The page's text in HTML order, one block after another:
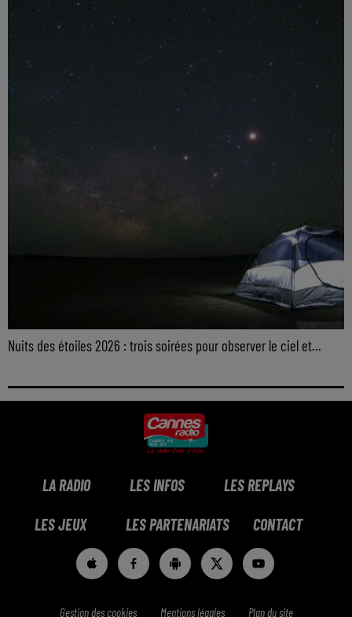
Nuits des étoiles 2026 : trois soirées pour observer le ciel et...
LA RADIO LES INFOS LES REPLAYS
LES JEUX LES PARTENARIATS CONTACT
Gestion des cookies Mentions légales Plan du site